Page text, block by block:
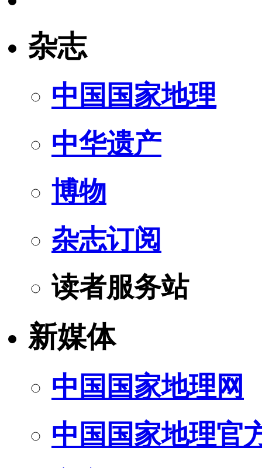
杂志
中国国家地理
中华遗产
博物
杂志订阅
读者服务站
新媒体
中国国家地理网
中国国家地理官